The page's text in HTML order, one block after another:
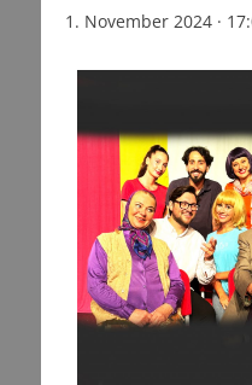
1. November 2024 ·